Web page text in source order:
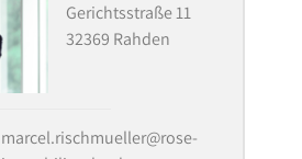
Gerichtsstraße 11
32369 Rahden
marcel.rischmueller@rose-